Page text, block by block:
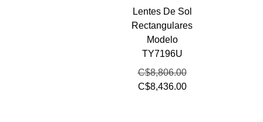
Lentes De Sol
Rectangulares
Modelo
TY7196U
C$8,806.00
C$8,436.00